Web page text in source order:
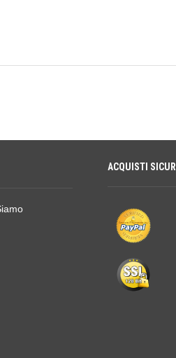
ACQUISTI SICURI